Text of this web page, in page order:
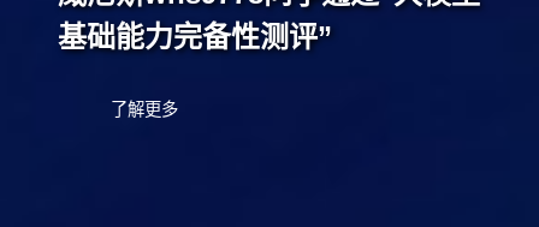
基础能力完备性测评”
了解更多